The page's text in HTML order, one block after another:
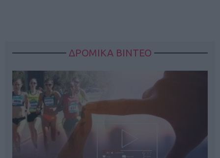
ΔΡΟΜΙΚΑ ΒΙΝΤΕΟ